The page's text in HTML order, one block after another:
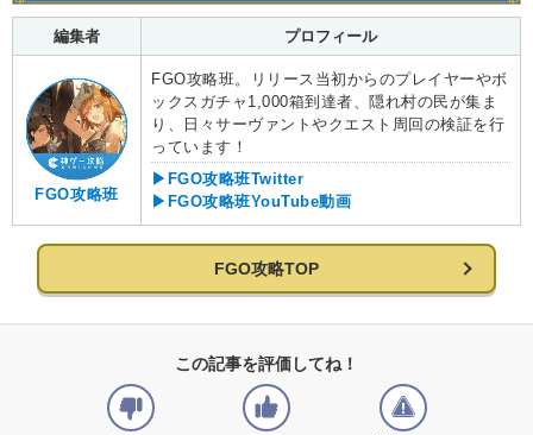
編集者 プロフィール
FGO攻略班
FGO攻略班。リリース当初からのプレイヤーやボ
ックスガチャ1,000箱到達者、隠れ村の民が集ま
り、日々サーヴァントやクエスト周回の検証を行
っています！
▶FGO攻略班Twitter
▶FGO攻略班YouTube動画
FGO攻略TOP
この記事を評価してね！